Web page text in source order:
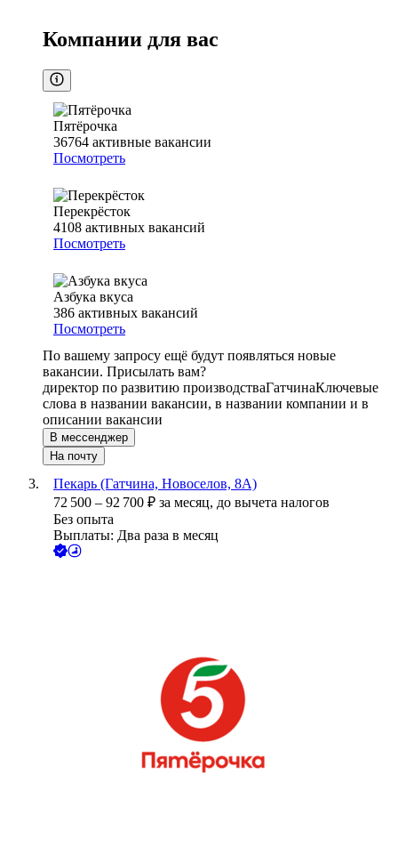
Компании для вас
Пятёрочка
36764 активные вакансии
Посмотреть
Перекрёсток
4108 активных вакансий
Посмотреть
Азбука вкуса
386 активных вакансий
Посмотреть
По вашему запросу ещё будут появляться новые
вакансии. Присылать вам?
директор по развитию производстваГатчинаКлючевые
слова в названии вакансии, в названии компании и в
описании вакансии
В мессенджер
На почту
Пекарь (Гатчина, Новоселов, 8А)
72 500 – 92 700 ₽ за месяц, до вычета налогов
Без опыта
Выплаты: Два раза в месяц